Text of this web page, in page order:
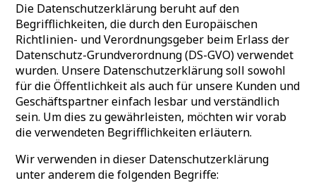
Die Datenschutzerklärung beruht auf den
Begrifflichkeiten, die durch den Europäischen
Richtlinien- und Verordnungsgeber beim Erlass der
Datenschutz-Grundverordnung (DS-GVO) verwendet
wurden. Unsere Datenschutzerklärung soll sowohl
für die Öffentlichkeit als auch für unsere Kunden und
Geschäftspartner einfach lesbar und verständlich
sein. Um dies zu gewährleisten, möchten wir vorab
die verwendeten Begrifflichkeiten erläutern.
Wir verwenden in dieser Datenschutzerklärung
unter anderem die folgenden Begriffe: